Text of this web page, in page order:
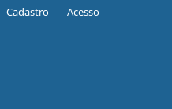
Cadastro Acesso